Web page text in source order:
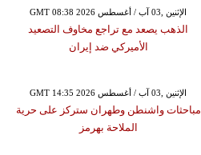
GMT 08:38 2026 الإثنين ,03 آب / أغسطس
الذهب يصعد مع تراجع مخاوف التصعيد
الأميركي ضد إيران
GMT 14:35 2026 الإثنين ,03 آب / أغسطس
مباحثات واشنطن وطهران ستركز على حرية
الملاحة بهرمز